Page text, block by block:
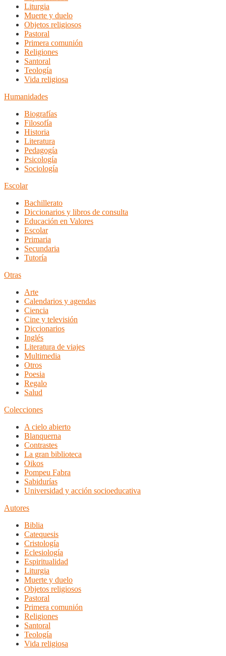
Liturgia
Muerte y duelo
Objetos religiosos
Pastoral
Primera comunión
Religiones
Santoral
Teología
Vida religiosa
Humanidades
Biografías
Filosofía
Historia
Literatura
Pedagogía
Psicología
Sociología
Escolar
Bachillerato
Diccionarios y libros de consulta
Educación en Valores
Escolar
Primaria
Secundaria
Tutoría
Otras
Arte
Calendarios y agendas
Ciencia
Cine y televisión
Diccionarios
Inglés
Literatura de viajes
Multimedia
Otros
Poesia
Regalo
Salud
Colecciones
A cielo abierto
Blanquerna
Contrastes
La gran biblioteca
Oikos
Pompeu Fabra
Sabidurías
Universidad y acción socioeducativa
Autores
Biblia
Catequesis
Cristología
Eclesiología
Espiritualidad
Liturgia
Muerte y duelo
Objetos religiosos
Pastoral
Primera comunión
Religiones
Santoral
Teología
Vida religiosa